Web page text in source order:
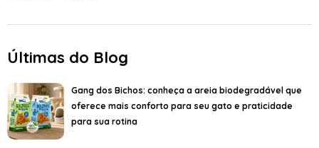
Últimas do Blog
Gang dos Bichos: conheça a areia biodegradável que
oferece mais conforto para seu gato e praticidade
para sua rotina